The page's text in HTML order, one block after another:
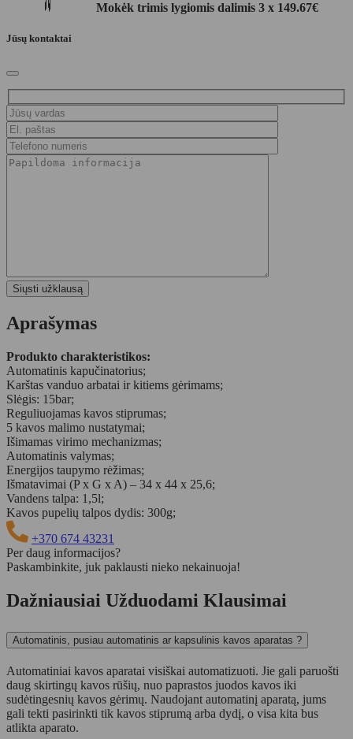
Mokėk trimis lygiomis dalimis 3 x 149.67€
Jūsų kontaktai
Aprašymas
Produkto charakteristikos:
Automatinis kapučinatorius;
Karštas vanduo arbatai ir kitiems gėrimams;
Slėgis: 15bar;
Reguliuojamas kavos stiprumas;
5 kavos malimo nustatymai;
Išimamas virimo mechanizmas;
Automatinis valymas;
Energijos taupymo rėžimas;
Išmatavimai (P x G x A) – 34 x 44 x 25,6;
Vandens talpa: 1,5l;
Kavos pupelių talpos dydis: 300g;
+370 674 43231
Per daug informacijos?
Paskambinkite, juk paklausti nieko nekainuoja!
Dažniausiai Užduodami Klausimai
Automatinis, pusiau automatinis ar kapsulinis kavos aparatas ?
Automatiniai kavos aparatai visiškai automatizuoti. Jie gali paruošti
daug skirtingų kavos rūšių, nuo paprastos juodos kavos iki
sudėtingesnių kavos gėrimų. Naudojant automatinį aparatą, jums
gali tekti pasirinkti tik kavos stiprumą arba dydį, o visa kita bus
atlikta aparato.